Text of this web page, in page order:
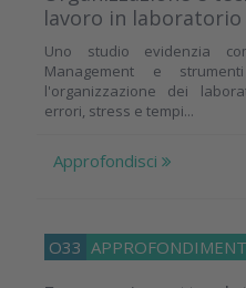
lavoro in laboratorio
Uno studio evidenzia
Management e
l'organizzazione dei
errori, stress e tempi...
Approfondisci
O33